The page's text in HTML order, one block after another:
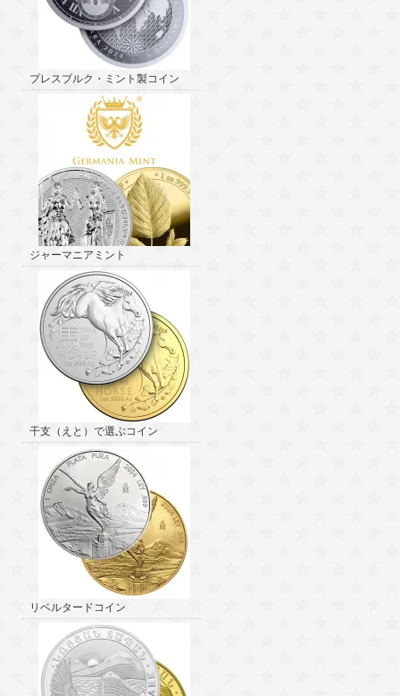
プレスブルク・ミント製コイン
ジャーマニアミント
干支（えと）で選ぶコイン
リベルタードコイン